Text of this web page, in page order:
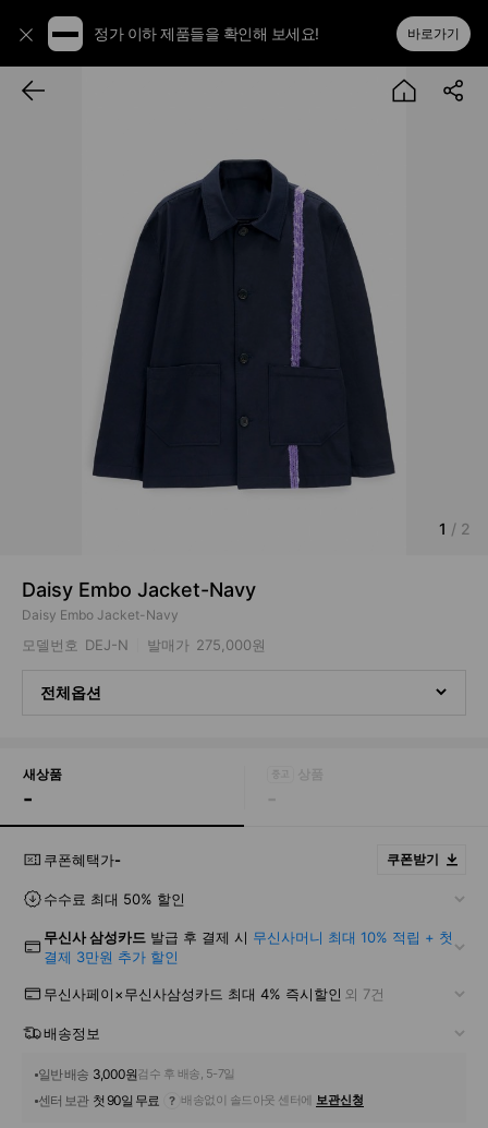
정가 이하 제품들을 확인해 보세요! 바로가기
1 / 2
Daisy Embo Jacket-Navy
Daisy Embo Jacket-Navy
모델번호 DEJ-N 발매가 275,000원
전체옵션
새상품
-